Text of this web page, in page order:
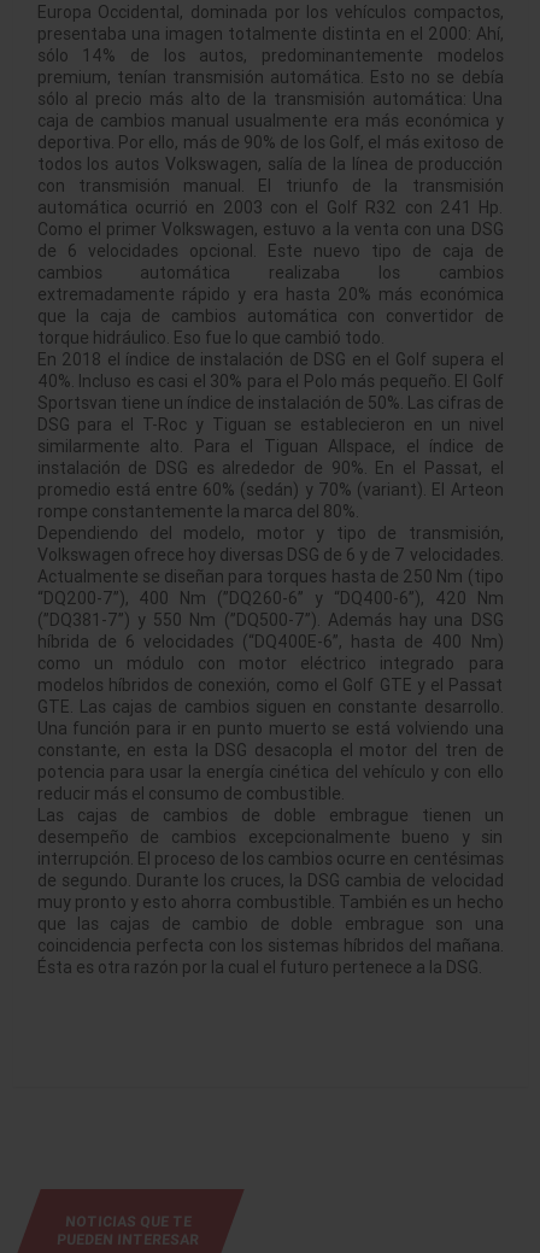
Europa Occidental, dominada por los vehículos compactos,
presentaba una imagen totalmente distinta en el 2000: Ahí,
sólo 14% de los autos, predominantemente modelos
premium, tenían transmisión automática. Esto no se debía
sólo al precio más alto de la transmisión automática: Una
caja de cambios manual usualmente era más económica y
deportiva. Por ello, más de 90% de los Golf, el más exitoso de
todos los autos Volkswagen, salía de la línea de producción
con transmisión manual. El triunfo de la transmisión
automática ocurrió en 2003 con el Golf R32 con 241 Hp.
Como el primer Volkswagen, estuvo a la venta con una DSG
de 6 velocidades opcional. Este nuevo tipo de caja de
cambios automática realizaba los cambios
extremadamente rápido y era hasta 20% más económica
que la caja de cambios automática con convertidor de
torque hidráulico. Eso fue lo que cambió todo.
En 2018 el índice de instalación de DSG en el Golf supera el
40%. Incluso es casi el 30% para el Polo más pequeño. El Golf
Sportsvan tiene un índice de instalación de 50%. Las cifras de
DSG para el T-Roc y Tiguan se establecieron en un nivel
similarmente alto. Para el Tiguan Allspace, el índice de
instalación de DSG es alrededor de 90%. En el Passat, el
promedio está entre 60% (sedán) y 70% (variant). El Arteon
rompe constantemente la marca del 80%.
Dependiendo del modelo, motor y tipo de transmisión,
Volkswagen ofrece hoy diversas DSG de 6 y de 7 velocidades.
Actualmente se diseñan para torques hasta de 250 Nm (tipo
“DQ200-7”), 400 Nm (”DQ260-6” y “DQ400-6”), 420 Nm
(”DQ381-7”) y 550 Nm (”DQ500-7”). Además hay una DSG
híbrida de 6 velocidades (“DQ400E-6”, hasta de 400 Nm)
como un módulo con motor eléctrico integrado para
modelos híbridos de conexión, como el Golf GTE y el Passat
GTE. Las cajas de cambios siguen en constante desarrollo.
Una función para ir en punto muerto se está volviendo una
constante, en esta la DSG desacopla el motor del tren de
potencia para usar la energía cinética del vehículo y con ello
reducir más el consumo de combustible.
Las cajas de cambios de doble embrague tienen un
desempeño de cambios excepcionalmente bueno y sin
interrupción. El proceso de los cambios ocurre en centésimas
de segundo. Durante los cruces, la DSG cambia de velocidad
muy pronto y esto ahorra combustible. También es un hecho
que las cajas de cambio de doble embrague son una
coincidencia perfecta con los sistemas híbridos del mañana.
Ésta es otra razón por la cual el futuro pertenece a la DSG.
NOTICIAS QUE TE
PUEDEN INTERESAR